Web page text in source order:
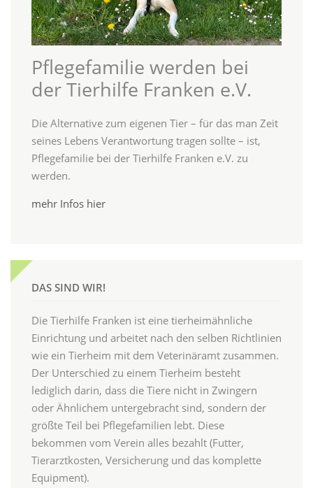
Pflegefamilie werden bei
der Tierhilfe Franken e.V.
Die Alternative zum eigenen Tier – für das man Zeit
seines Lebens Verantwortung tragen sollte – ist,
Pflegefamilie bei der Tierhilfe Franken e.V. zu
werden.
mehr Infos hier
DAS SIND WIR!
Die Tierhilfe Franken ist eine tierheimähnliche
Einrichtung und arbeitet nach den selben Richtlinien
wie ein Tierheim mit dem Veterinäramt zusammen.
Der Unterschied zu einem Tierheim besteht
lediglich darin, dass die Tiere nicht in Zwingern
oder Ähnlichem untergebracht sind, sondern der
größte Teil bei Pflegefamilien lebt. Diese
bekommen vom Verein alles bezahlt (Futter,
Tierarztkosten, Versicherung und das komplette
Equipment).